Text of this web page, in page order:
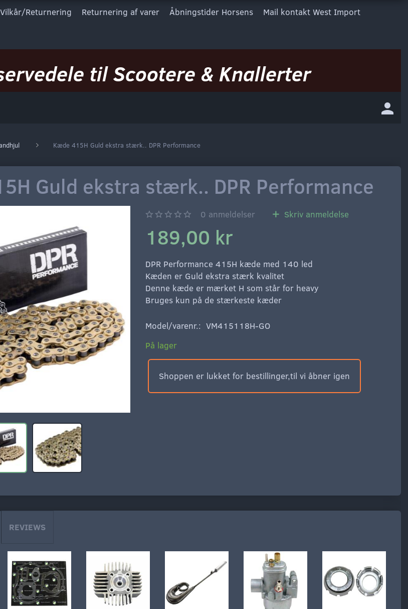
Returnering Returnering af varer Åbningstider Horsens Mail kontakt West Import
til Scootere & Knallerter
Kæde 415H Guld ekstra stærk.. DPR Performance
Guld ekstra stærk.. DPR Performance
0 anmeldelser Skriv anmeldelse
189,00 kr
DPR Performance 415H kæde med 140 led
Kæden er Guld ekstra stærk kvalitet
Denne kæde er mærket H som står for heavy
Bruges kun på de stærkeste kæder
Model/varenr.: VM415118H-GO
På lager
Shoppen er lukket for bestillinger,til vi åbner igen
REVIEWS